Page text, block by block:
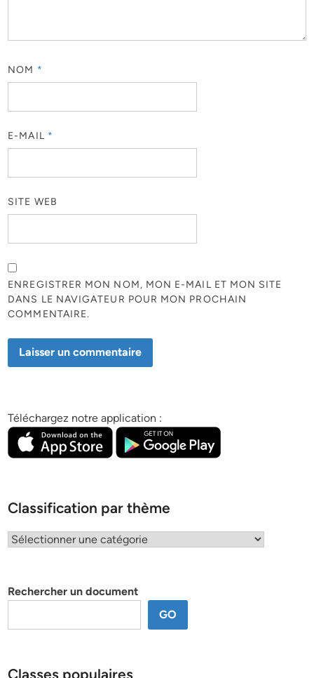
NOM *
E-MAIL *
SITE WEB
ENREGISTRER MON NOM, MON E-MAIL ET MON SITE
DANS LE NAVIGATEUR POUR MON PROCHAIN
COMMENTAIRE.
Téléchargez notre application :
Classification par thème
Classification
Rechercher un document
GO
Classes populaires